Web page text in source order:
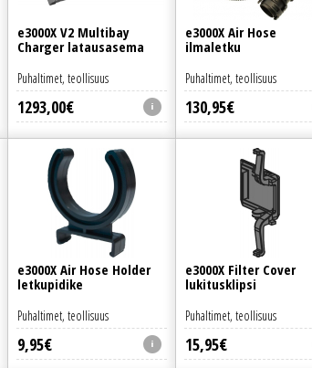
e3000X V2 Multibay
Charger latausasema
1293,00€
Puhaltimet, teollisuus
e3000X Air Hose
ilmaletku
130,95€
Puhaltimet, teollisuus
e3000X Air Hose Holder
letkupidike
9,95€
Puhaltimet, teollisuus
e3000X Filter Cover
lukitusklipsi
15,95€
Puhaltimet, teollisuus